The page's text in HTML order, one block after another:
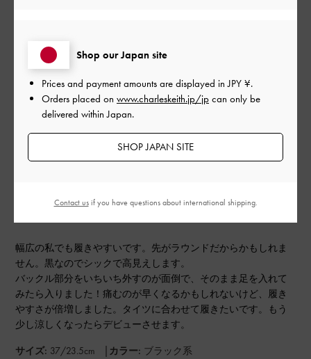
もっと見る
このレビューは役に立ちましたか？
ご利用者様
幅広の私でも履きやすいです。先がラウンドだからかもしれま
せん。黒なのでシックで高見えします。
バックル部分をいちいち外すのが面倒で、そのまま足を入れて
みたら入りました！痛むのが早くなるかもしれないけど、履き
やすさが倍増しました。タイツに合わせて履きたいです。もう
少し涼しくなったらデビューさせます。
サイズ: 37/23.5cm | カラー: ブラック系
2024-10-17
Shop our Japan site
Prices and payment amounts are displayed inJPY ¥.
Orders placed on www.charleskeith.jp/jp can only be
delivered within Japan.
SHOP JAPAN SITE
Contact usif you have questions about international shipping.